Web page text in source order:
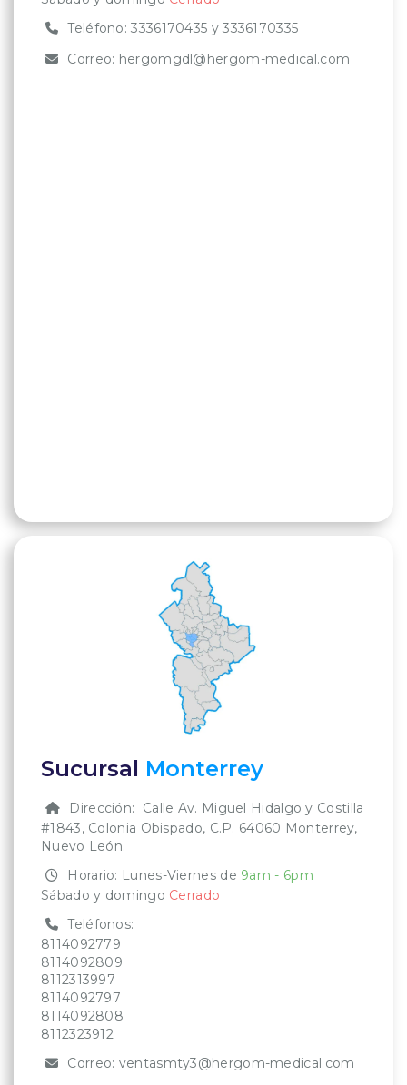
Teléfono:3336170435 y3336170335
Correo: hergomgdl@hergom-medical.com
Sucursal Monterrey
Dirección: Calle Av. Miguel Hidalgo y Costilla
#1843, Colonia Obispado, C.P. 64060 Monterrey,
Nuevo León.
Horario: Lunes-Viernes de 9am - 6pm
Sábado y domingo Cerrado
Teléfonos:
8114092779
8114092809
8112313997
8114092797
8114092808
8112323912
Correo: ventasmty3@hergom-medical.com